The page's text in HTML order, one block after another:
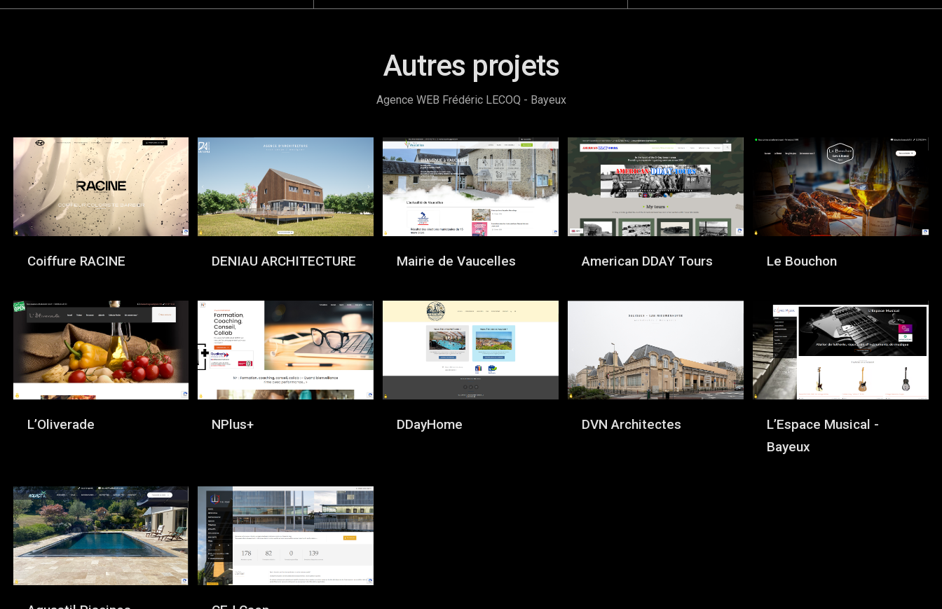
Autres projets
Agence WEB Frédéric LECOQ - Bayeux
Coiffure RACINE DENIAU ARCHITECTURE Mairie de Vaucelles American DDAY Tours Le Bouchon
L’Oliverade NPlus+ DDayHome DVN Architectes
L’Espace Musical -
Bayeux